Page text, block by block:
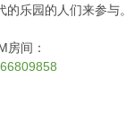
乐园的人们来参与。
房间：